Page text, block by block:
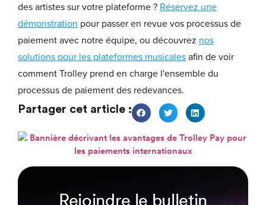
des artistes sur votre plateforme ? Réservez une
démonstration pour passer en revue vos processus de
paiement avec notre équipe, ou découvrez nos
solutions pour les plateformes musicales afin de voir
comment Trolley prend en charge l'ensemble du
processus de paiement des redevances.
Partager cet article :
Rejoindre le bulletin